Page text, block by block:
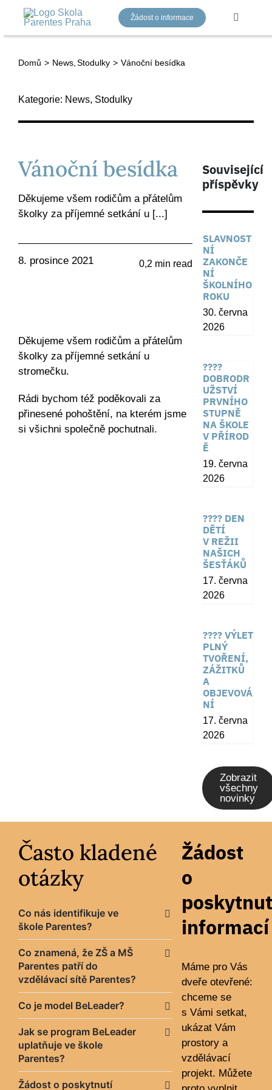
Přeskočit
obsah
Žádost o informace
Toggle
Náš tým
Kontakty
Domů News Stodulky Vánoční besídka
Kategorie: News, Stodulky
Vánoční besídka
Děkujeme všem rodičům a přátelům
školky za příjemné setkání u [...]
8. prosince 2021 0,2 min read
Děkujeme všem rodičům a přátelům
školky za příjemné setkání u
stromečku.
Rádi bychom též poděkovali za
přinesené pohoštění, na kterém jsme
si všichni společně pochutnali.
Související
příspěvky
SLAVNOST
NÍ
ZAKONČE
NÍ
ŠKOLNÍHO
ROKU
30. června
2026
????
DOBRODR
UŽSTVÍ
PRVNÍHO
STUPNĚ
NA ŠKOLE
V PŘÍROD
Ě
19. června
2026
???? DEN
DĚTÍ
V REŽII
NAŠICH
ŠESŤÁKŮ
17. června
2026
???? VÝLET
PLNÝ
TVOŘENÍ,
ZÁŽITKŮ
A
OBJEVOVÁ
NÍ
17. června
2026
Zobrazit
všechny
novinky
Často kladené
otázky
Co nás identifikuje ve
škole Parentes?
Co znamená, že ZŠ a MŠ
Parentes patří do
vzdělávací sítě Parentes?
Co je model BeLeader?
Jak se program BeLeader
uplatňuje ve škole
Parentes?
Žádost o poskytnutí
Žádost
o
informací
Máme pro Vás
dveře otevřené:
chceme se
s Vámi setkat,
ukázat Vám
prostory a
vzdělávací
projekt. Můžete